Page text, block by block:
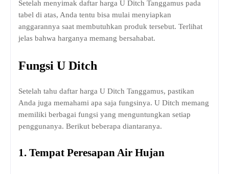
Setelah menyimak daftar harga U Ditch Tanggamus pada
tabel di atas, Anda tentu bisa mulai menyiapkan
anggarannya saat membutuhkan produk tersebut. Terlihat
jelas bahwa harganya memang bersahabat.
Fungsi U Ditch
Setelah tahu daftar harga U Ditch Tanggamus, pastikan
Anda juga memahami apa saja fungsinya. U Ditch memang
memiliki berbagai fungsi yang menguntungkan setiap
penggunanya. Berikut beberapa diantaranya.
1. Tempat Peresapan Air Hujan